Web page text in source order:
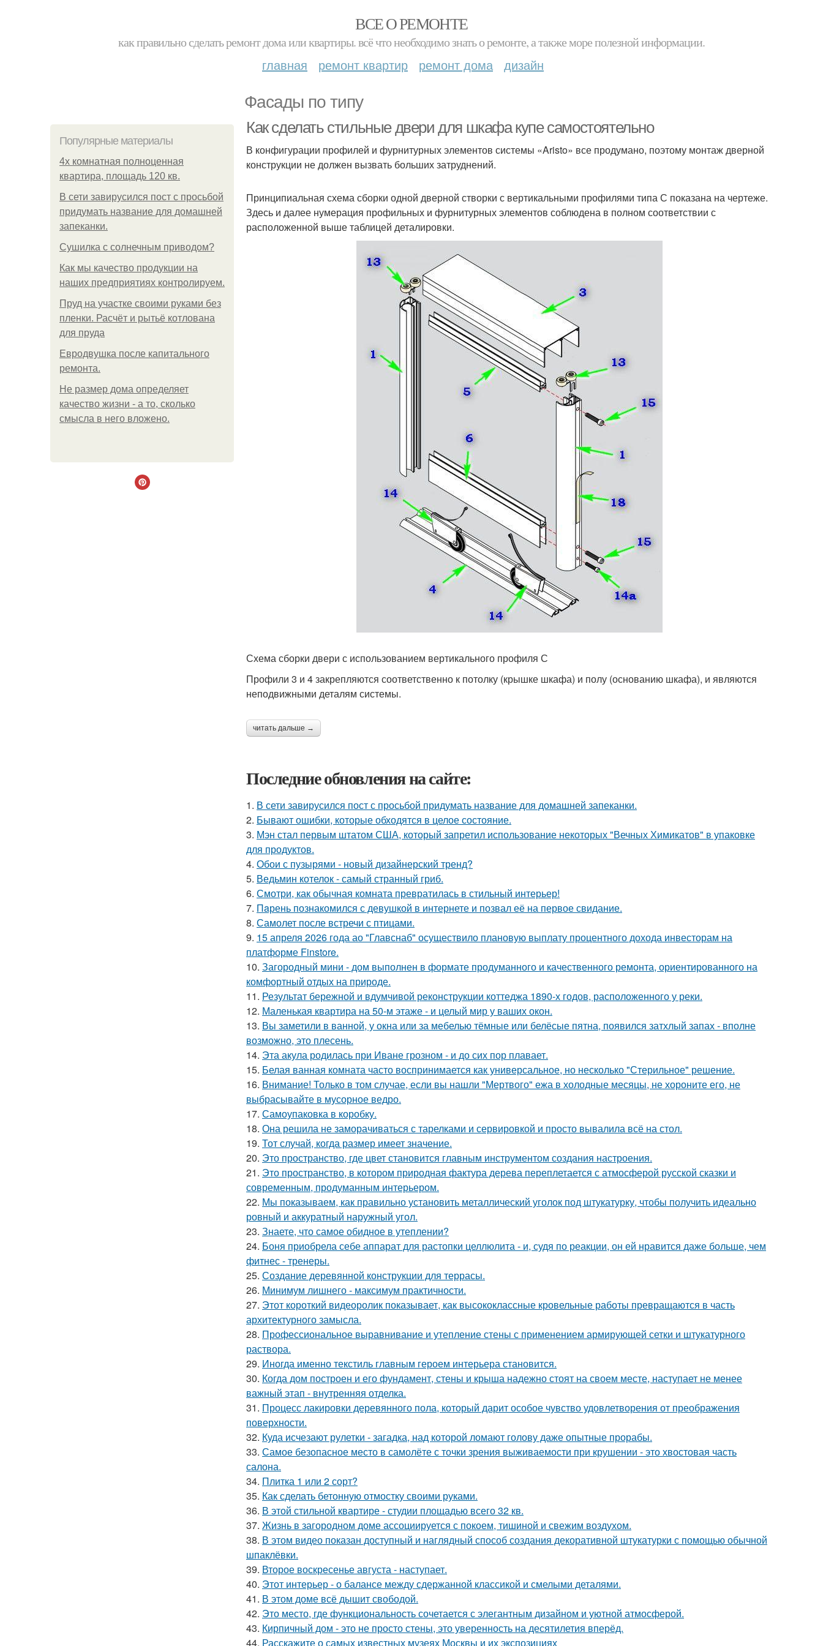
ВСЕ О РЕМОНТЕ
как правильно сделать ремонт дома или квартиры. всё что необходимо знать о ремонте, а также море полезной информации.
главная ремонт квартир ремонт дома дизайн
Фасады по типу
Популярные материалы
4x комнатная полноценная
квартира, площадь 120 кв.
В сети завирусился пост с просьбой
придумать название для домашней
запеканки.
Сушилка с солнечным приводом?
Как мы качество продукции на
наших предприятиях контролируем.
Пруд на участке своими руками без
пленки. Расчёт и рытьё котлована
для пруда
Евродвушка после капитального
ремонта.
Не размер дома определяет
качество жизни - а то, сколько
смысла в него вложено.
Как сделать стильные двери для шкафа купе самостоятельно
В конфигурации профилей и фурнитурных элементов системы «Aristo» все продумано, поэтому монтаж дверной
конструкции не должен вызвать больших затруднений.
Принципиальная схема сборки одной дверной створки с вертикальными профилями типа С показана на чертеже.
Здесь и далее нумерация профильных и фурнитурных элементов соблюдена в полном соответствии с
расположенной выше таблицей деталировки.
Схема сборки двери с использованием вертикального профиля С
Профили 3 и 4 закрепляются соответственно к потолку (крышке шкафа) и полу (основанию шкафа), и являются
неподвижными деталям системы.
читать дальше →
Последние обновления на сайте:
1. В сети завирусился пост с просьбой придумать название для домашней запеканки.
2. Бывают ошибки, которые обходятся в целое состояние.
3. Мэн стал первым штатом США, который запретил использование некоторых "Вечных Химикатов" в упаковке
для продуктов.
4. Обои с пузырями - новый дизайнерский тренд?
5. Ведьмин котелок - самый странный гриб.
6. Смотри, как обычная комната превратилась в стильный интерьер!
7. Пaрень познакомился с девушкой в интернете и позвал её на первое свидание.
8. Самолет после встречи с птицами.
9. 15 апреля 2026 года ао "Главснаб" осуществило плановую выплату процентного дохода инвесторам на
платформе Finstore.
10. Загородный мини - дом выполнен в формате продуманного и качественного ремонта, ориентированного на
комфортный отдых на природе.
11. Результат бережной и вдумчивой реконструкции коттеджа 1890-х годов, расположенного у реки.
12. Маленькая квартира на 50-м этаже - и целый мир у ваших окон.
13. Вы заметили в ванной, у окна или за мебелью тёмные или белёсые пятна, появился затхлый запах - вполне
возможно, это плесень.
14. Эта акула родилась при Иване грозном - и до сих пор плавает.
15. Белая ванная комната часто воспринимается как универсальное, но несколько "Стерильное" решение.
16. Внимание! Только в том случае, если вы нашли "Мертвого" ежа в холодные месяцы, не хороните его, не
выбрасывайте в мусорное ведро.
17. Самоупаковка в коробку.
18. Она решила не заморачиваться с тарелками и сервировкой и просто вывалила всё на стол.
19. Тот случай, когда размер имеет значение.
20. Это пространство, где цвет становится главным инструментом создания настроения.
21. Это пространство, в котором природная фактура дерева переплетается с атмосферой русской сказки и
современным, продуманным интерьером.
22. Мы показываем, как правильно установить металлический уголок под штукатурку, чтобы получить идеально
ровный и аккуратный наружный угол.
23. Знаете, что самое обидное в утеплении?
24. Боня приобрела себе аппарат для растопки целлюлита - и, судя по реакции, он ей нравится даже больше, чем
фитнес - тренеры.
25. Создание деревянной конструкции для террасы.
26. Минимум лишнего - максимум практичности.
27. Этот короткий видеоролик показывает, как высококлассные кровельные работы превращаются в часть
архитектурного замысла.
28. Профессиональное выравнивание и утепление стены с применением армирующей сетки и штукатурного
раствора.
29. Иногда именно текстиль главным героем интерьера становится.
30. Когда дом построен и его фундамент, стены и крыша надежно стоят на своем месте, наступает не менее
важный этап - внутренняя отделка.
31. Процесс лакировки деревянного пола, который дарит особое чувство удовлетворения от преображения
поверхности.
32. Куда исчезают рулетки - загадка, над которой ломают голову даже опытные прорабы.
33. Самое безопасное место в самолёте с точки зрения выживаемости при крушении - это хвостовая часть
салона.
34. Плитка 1 или 2 сорт?
35. Как сделать бетонную отмостку своими руками.
36. В этой стильной квартире - студии площадью всего 32 кв.
37. Жизнь в загородном доме ассоциируется с покоем, тишиной и свежим воздухом.
38. В этом видео показан доступный и наглядный способ создания декоративной штукатурки с помощью обычной
шпаклёвки.
39. Второе воскресенье августа - наступает.
40. Этот интерьер - о балансе между сдержанной классикой и смелыми деталями.
41. В этом доме всё дышит свободой.
42. Это место, где функциональность сочетается с элегантным дизайном и уютной атмосферой.
43. Кирпичный дом - это не просто стены, это уверенность на десятилетия вперёд.
44. Расскажите о самых известных музеях Москвы и их экспозициях